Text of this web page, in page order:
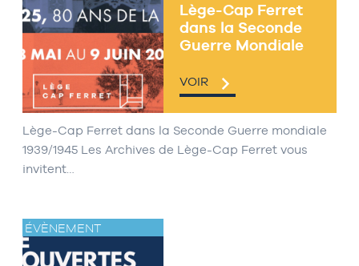
Lège-Cap Ferret
dans la Seconde
Guerre Mondiale
VOIR
Lège-Cap Ferret dans la Seconde Guerre mondiale
1939/1945 Les Archives de Lège-Cap Ferret vous
invitent…
ÉVÈNEMENT